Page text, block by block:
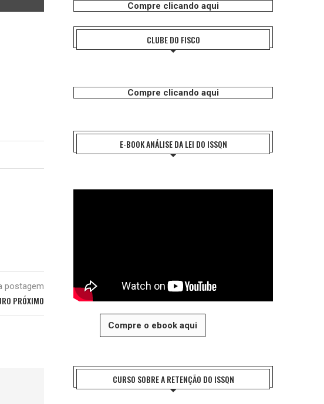
postagem
PRÓXIMO
Compre clicando aqui
CLUBE DO FISCO
Compre clicando aqui
E-BOOK ANÁLISE DA LEI DO ISSQN
Compre o ebook aqui
CURSO SOBRE A RETENÇÃO DO ISSQN